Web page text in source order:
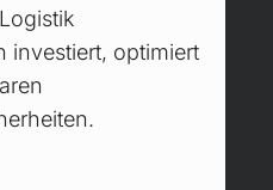
investiert, optimiert